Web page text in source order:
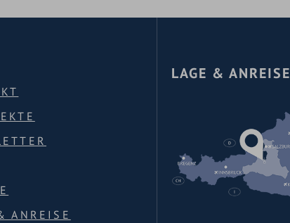
ANREISE
LAGE & ANREISE